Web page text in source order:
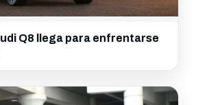
Q8 llega para enfrentarse